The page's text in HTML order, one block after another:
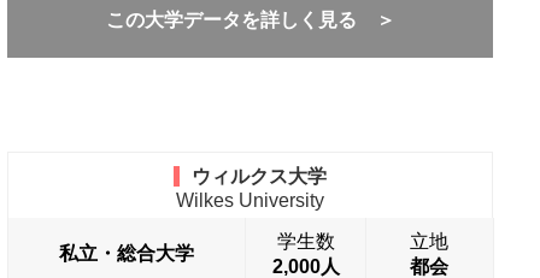
この大学データを詳しく見る ＞
ウィルクス大学
Wilkes University
私立・総合大学
学生数
2,000人
立地
都会